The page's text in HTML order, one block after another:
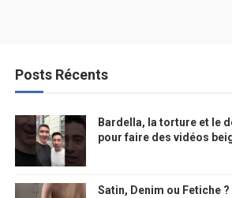
Posts Récents
Bardella, la torture et le
pour faire des vidéos
Satin, Denim ou Fetiche